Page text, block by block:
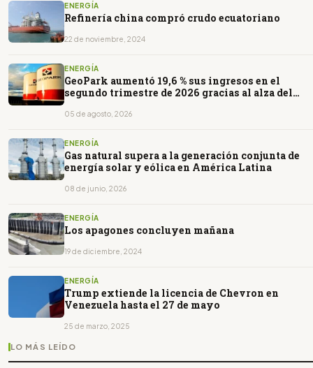
ENERGÍA
Refinería china compró crudo ecuatoriano
22 de noviembre, 2024
ENERGÍA
GeoPark aumentó 19,6 % sus ingresos en el
segundo trimestre de 2026 gracias al alza del
05 de agosto, 2026
ENERGÍA
Gas natural supera a la generación conjunta de
energía solar y eólica en América Latina
08 de junio, 2026
ENERGÍA
Los apagones concluyen mañana
19 de diciembre, 2024
ENERGÍA
Trump extiende la licencia de Chevron en
Venezuela hasta el 27 de mayo
25 de marzo, 2025
LO MÁS LEÍDO